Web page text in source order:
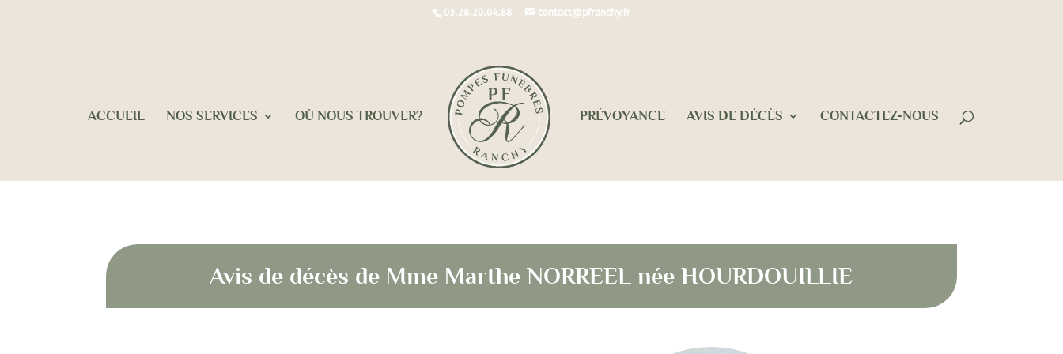
03.28.20.04.88 contact@pfranchy.fr
ACCUEIL NOS SERVICES OÙ NOUS TROUVER? PRÉVOYANCE AVIS DE DÉCÈS CONTACTEZ-NOUS
Avis de décès de Mme Marthe NORREEL née HOURDOUILLIE